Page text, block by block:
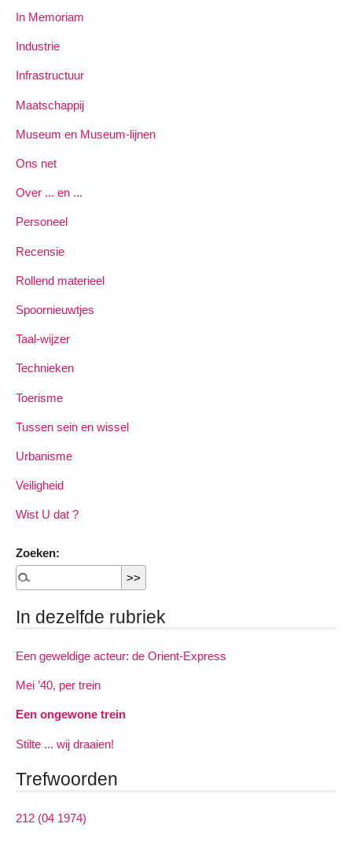
In Memoriam
Industrie
Infrastructuur
Maatschappij
Museum en Museum-lijnen
Ons net
Over ... en ...
Personeel
Recensie
Rollend materieel
Spoornieuwtjes
Taal-wijzer
Technieken
Toerisme
Tussen sein en wissel
Urbanisme
Veiligheid
Wist U dat ?
Zoeken:
In dezelfde rubriek
Een geweldige acteur: de Orient-Express
Mei ’40, per trein
Een ongewone trein
Stilte ... wij draaien!
Trefwoorden
212 (04 1974)